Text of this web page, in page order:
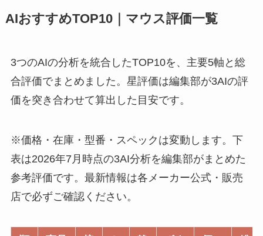
AIおすすめTOP10｜マウス評価一覧
3つのAIの分析を統合したTOP10を、主要5軸と総
合評価でまとめました。星評価は編集部が3AIの評
価を突き合わせて算出した目安です。
※価格・在庫・型番・スペックは変動します。下
表は2026年7月時点の3AI分析を編集部がまとめた
参考評価です。最新情報は各メーカー公式・販売
店で必ずご確認ください。